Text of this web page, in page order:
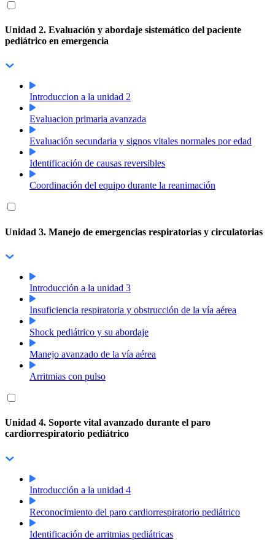
Unidad 2. Evaluación y abordaje sistemático del paciente
pediátrico en emergencia
Introduccion a la unidad 2
Evaluacion primaria avanzada
Evaluación secundaria y signos vitales normales por edad
Identificación de causas reversibles
Coordinación del equipo durante la reanimación
Unidad 3. Manejo de emergencias respiratorias y circulatorias
Introducción a la unidad 3
Insuficiencia respiratoria y obstrucción de la vía aérea
Shock pediátrico y su abordaje
Manejo avanzado de la vía aérea
Arritmias con pulso
Unidad 4. Soporte vital avanzado durante el paro
cardiorrespiratorio pediátrico
Introducción a la unidad 4
Reconocimiento del paro cardiorrespiratorio pediátrico
Identificación de arritmias pediátricas